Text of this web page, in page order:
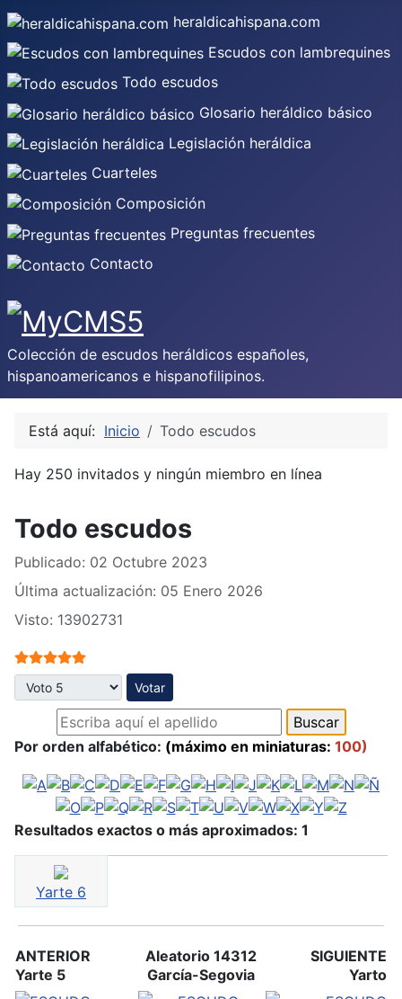
heraldicahispana.com
Escudos con lambrequines
Todo escudos
Glosario heráldico básico
Legislación heráldica
Cuarteles
Composición
Preguntas frecuentes
Contacto
Colección de escudos heráldicos españoles,
hispanoamericanos e hispanofilipinos.
Está aquí: Inicio Todo escudos
Hay 250 invitados y ningún miembro en línea
Todo escudos
Publicado: 02 Octubre 2023
Última actualización: 05 Enero 2026
Visto: 13902731
Ratio:5/5
Por favor, vote
Por orden alfabético: (máximo en miniaturas: 100)
Resultados exactos o más aproximados: 1
Yarte 6
ANTERIOR
Yarte 5
Aleatorio 14312
García-Segovia
SIGUIENTE
Yarto